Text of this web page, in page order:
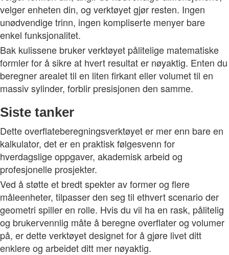
velger enheten din, og verktøyet gjør resten. Ingen
unødvendige trinn, ingen kompliserte menyer bare
enkel funksjonalitet.
Bak kulissene bruker verktøyet pålitelige matematiske
formler for å sikre at hvert resultat er nøyaktig. Enten du
beregner arealet til en liten firkant eller volumet til en
massiv sylinder, forblir presisjonen den samme.
Siste tanker
Dette overflateberegningsverktøyet er mer enn bare en
kalkulator, det er en praktisk følgesvenn for
hverdagslige oppgaver, akademisk arbeid og
profesjonelle prosjekter.
Ved å støtte et bredt spekter av former og flere
måleenheter, tilpasser den seg til ethvert scenario der
geometri spiller en rolle. Hvis du vil ha en rask, pålitelig
og brukervennlig måte å beregne overflater og volumer
på, er dette verktøyet designet for å gjøre livet ditt
enklere og arbeidet ditt mer nøyaktig.